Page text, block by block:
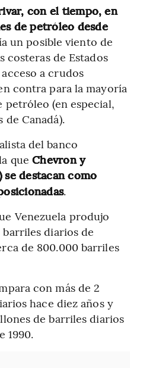
con el tiempo, en
de petróleo desde
un posible viento de
costeras de Estados
a crudos
contra para la mayoría
(en especial,
de Canadá).
del banco
que Chevron y
se destacan como
.
Venezuela produjo
diarios de
de 800.000 barriles
con más de 2
hace diez años y
de barriles diarios
1990.